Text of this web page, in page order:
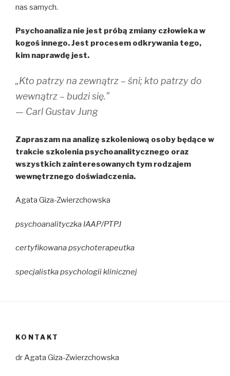
nas samych.
Psychoanaliza nie jest próbą zmiany człowieka w
kogoś innego. Jest procesem odkrywania tego,
kim naprawdę jest.
„Kto patrzy na zewnątrz – śni; kto patrzy do
wewnątrz – budzi się.”
— Carl Gustav Jung
Zapraszam na analizę szkoleniową osoby będące w
trakcie szkolenia psychoanalitycznego oraz
wszystkich zainteresowanych tym rodzajem
wewnętrznego doświadczenia.
Agata Giza-Zwierzchowska
psychoanalityczka IAAP/PTPJ
certyfikowana psychoterapeutka
specjalistka psychologii klinicznej
KONTAKT
dr Agata Giza-Zwierzchowska